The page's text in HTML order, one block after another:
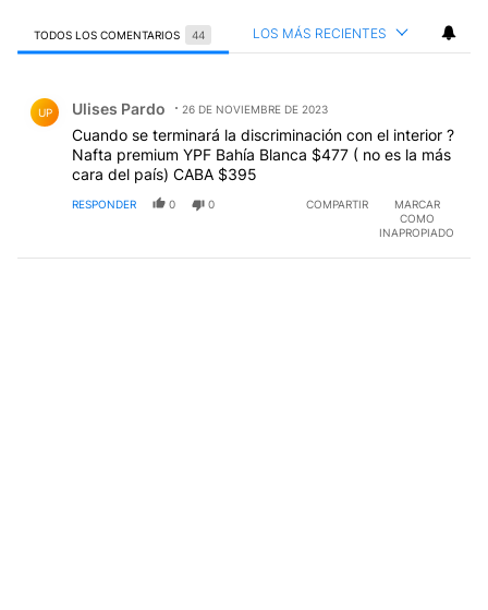
TODOS LOS COMENTARIOS 44 LOS MÁS RECIENTES
UP Ulises Pardo 26 DE NOVIEMBRE DE 2023
Cuando se terminará la discriminación con el interior ?
Nafta premium YPF Bahía Blanca $477 ( no es la más
cara del país) CABA $395
RESPONDER 0 0 COMPARTIR
MARCAR
COMO
INAPROPIADO